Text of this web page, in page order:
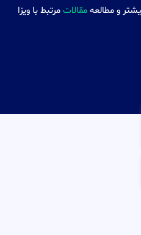
و مطالعهمقالاتمرتبط با ویزا